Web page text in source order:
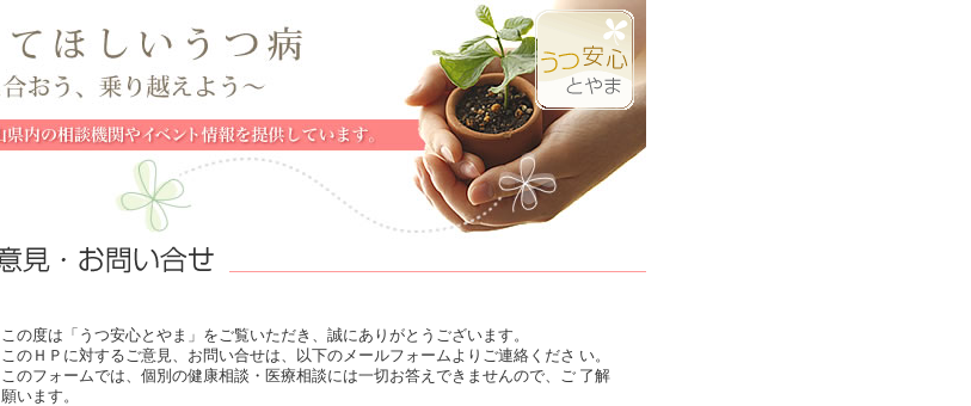
この度は「うつ安心とやま」をご覧いただき、誠にありがとうございます。
このＨＰに対するご意見、お問い合せは、以下のメールフォームよりご連絡くださ い。
このフォームでは、個別の健康相談・医療相談には一切お答えできませんので、ご 了解
願います。